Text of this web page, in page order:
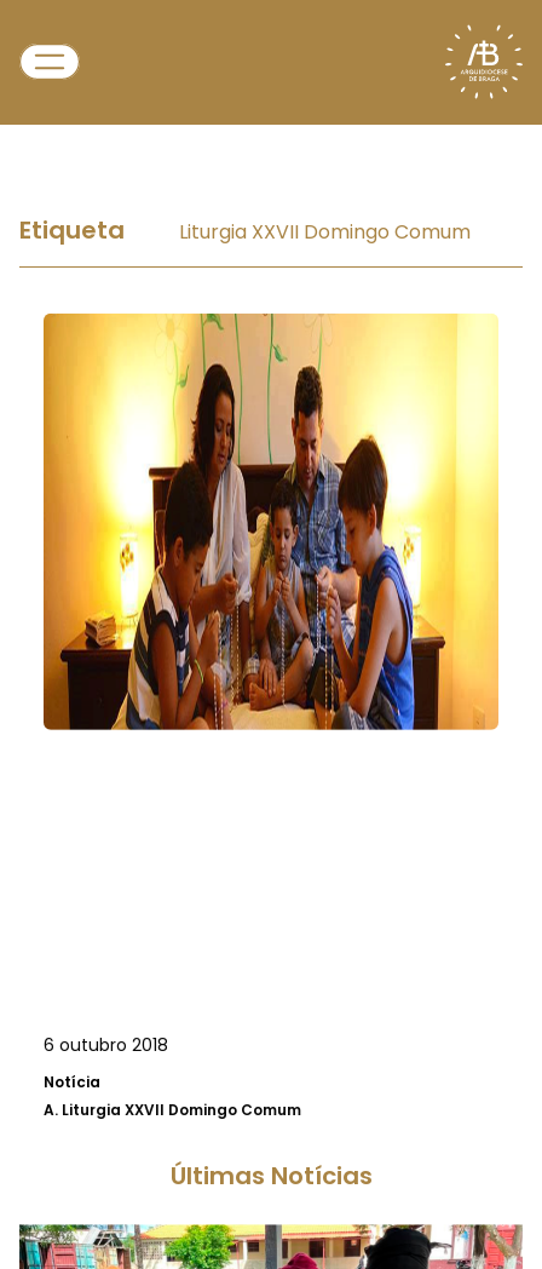
Etiqueta Liturgia XXVII Domingo Comum
6 outubro 2018
Notícia
A. Liturgia XXVII Domingo Comum
Últimas Notícias